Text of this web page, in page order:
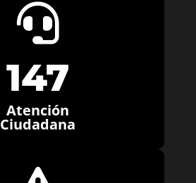

147
Atención
Ciudadana